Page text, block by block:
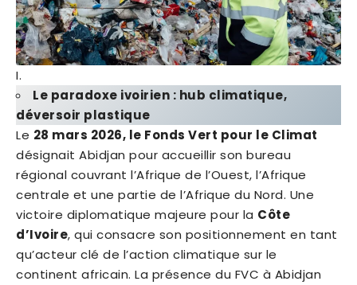
Le paradoxe ivoirien : hub climatique,
déversoir plastique
Le 28 mars 2026, le Fonds Vert pour le Climat
désignait Abidjan pour accueillir son bureau
régional couvrant l’Afrique de l’Ouest, l’Afrique
centrale et une partie de l’Afrique du Nord. Une
victoire diplomatique majeure pour la Côte
d’Ivoire, qui consacre son positionnement en tant
qu’acteur clé de l’action climatique sur le
continent africain. La présence du FVC à Abidjan